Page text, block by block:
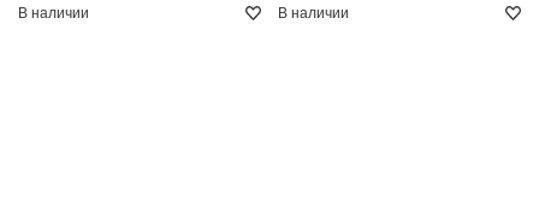
В наличии В наличии